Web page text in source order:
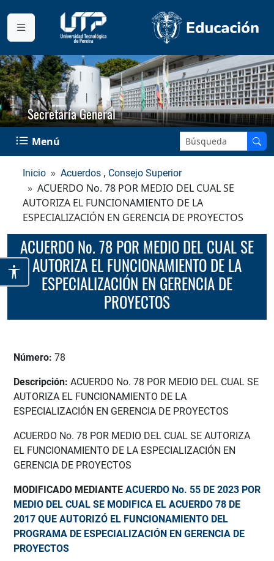
Secretaría General
Menú Buscar en el sitio:
Inicio Acuerdos , Consejo Superior
ACUERDO No. 78 POR MEDIO DEL CUAL SE
AUTORIZA EL FUNCIONAMIENTO DE LA
ESPECIALIZACIÓN EN GERENCIA DE PROYECTOS
ACUERDO No. 78 POR MEDIO DEL CUAL SE
AUTORIZA EL FUNCIONAMIENTO DE LA
ESPECIALIZACIÓN EN GERENCIA DE
PROYECTOS
Número: 78
Descripción: ACUERDO No. 78 POR MEDIO DEL CUAL SE
AUTORIZA EL FUNCIONAMIENTO DE LA
ESPECIALIZACIÓN EN GERENCIA DE PROYECTOS
ACUERDO No. 78 POR MEDIO DEL CUAL SE AUTORIZA
EL FUNCIONAMIENTO DE LA ESPECIALIZACIÓN EN
GERENCIA DE PROYECTOS
MODIFICADO MEDIANTE ACUERDO No. 55 DE 2023 POR
MEDIO DEL CUAL SE MODIFICA EL ACUERDO 78 DE
2017 QUE AUTORIZÓ EL FUNCIONAMIENTO DEL
PROGRAMA DE ESPECIALIZACIÓN EN GERENCIA DE
PROYECTOS